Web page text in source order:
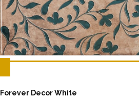
Forever Decor White